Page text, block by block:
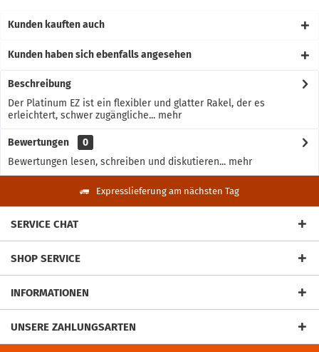
Kunden kauften auch
Kunden haben sich ebenfalls angesehen
Beschreibung
Der Platinum EZ ist ein flexibler und glatter Rakel, der es
erleichtert, schwer zugängliche... mehr
Bewertungen
0
Bewertungen lesen, schreiben und diskutieren... mehr
Expresslieferung am nächsten Tag
SERVICE CHAT
SHOP SERVICE
INFORMATIONEN
UNSERE ZAHLUNGSARTEN